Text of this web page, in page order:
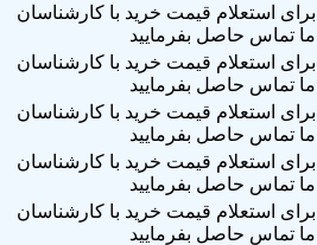
برای استعلام قیمت خرید با کارشناسان
ما تماس حاصل بفرمایید
برای استعلام قیمت خرید با کارشناسان
ما تماس حاصل بفرمایید
برای استعلام قیمت خرید با کارشناسان
ما تماس حاصل بفرمایید
برای استعلام قیمت خرید با کارشناسان
ما تماس حاصل بفرمایید
برای استعلام قیمت خرید با کارشناسان
ما تماس حاصل بفرمایید